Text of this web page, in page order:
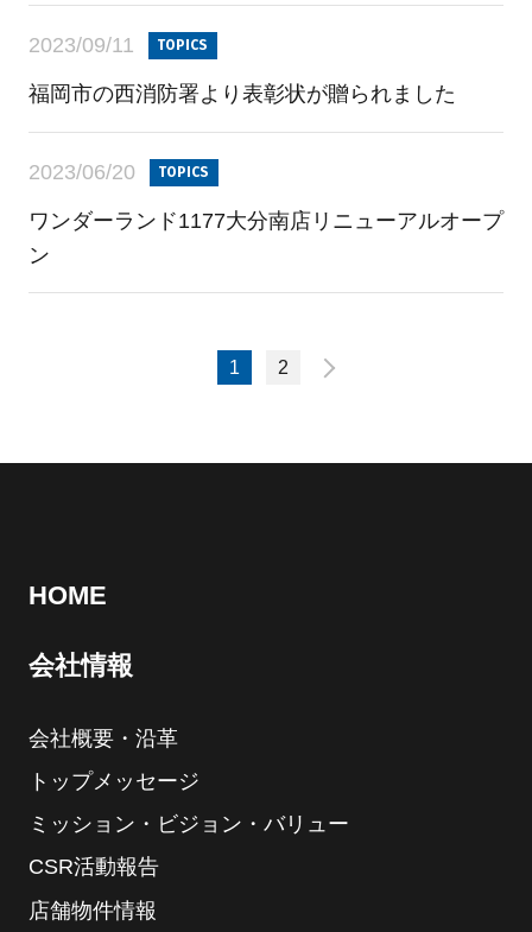
2023/09/11 TOPICS
福岡市の西消防署より表彰状が贈られました
2023/06/20 TOPICS
ワンダーランド1177大分南店リニューアルオープ
ン
1 2
HOME
会社情報
会社概要・沿革
トップメッセージ
ミッション・ビジョン・バリュー
CSR活動報告
店舗物件情報